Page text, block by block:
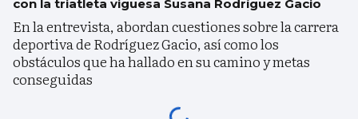
con la triatleta viguesa Susana Rodríguez Gacio
En la entrevista, abordan cuestiones sobre la carrera
deportiva de Rodríguez Gacio, así como los
obstáculos que ha hallado en su camino y metas
conseguidas